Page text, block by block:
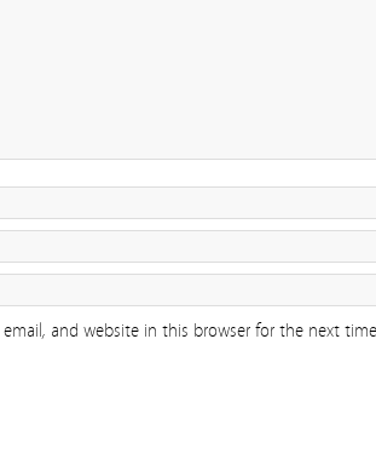
email, and website in this browser for the next